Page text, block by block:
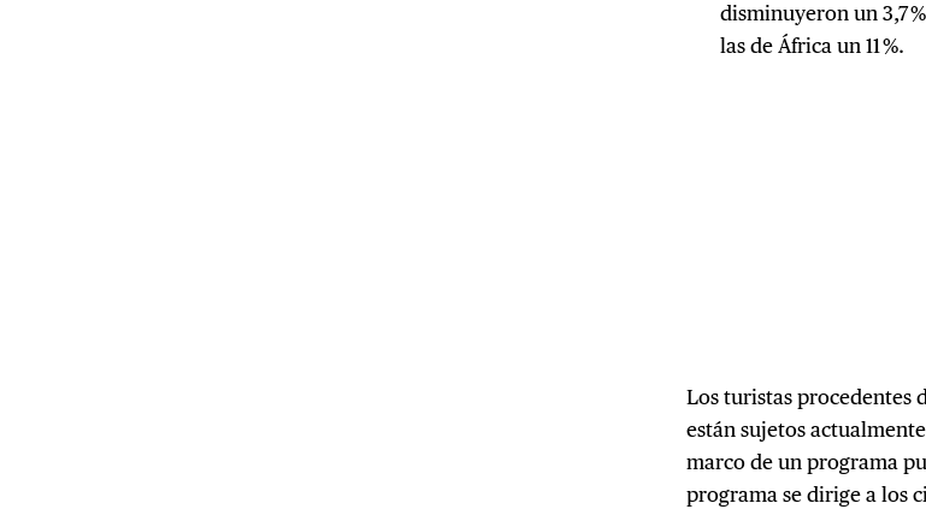
disminuyeron un 3,7
las de África un 11 %.
Los turistas procedentes
están sujetos
marco de un programa
programa se dirige a los